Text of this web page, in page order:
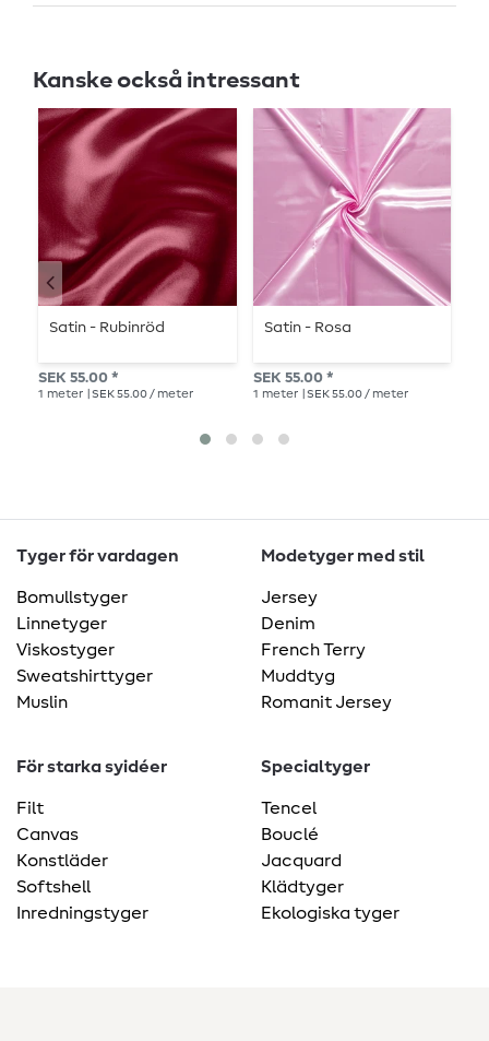
Kanske också intressant
Satin - Rubinröd
SEK 55.00 *
1 meter | SEK 55.00 / meter
Satin - Rosa
SEK 55.00 *
1 meter | SEK 55.00 / meter
Tyger för vardagen
Bomullstyger
Linnetyger
Viskostyger
Sweatshirttyger
Muslin
Modetyger med stil
Jersey
Denim
French Terry
Muddtyg
Romanit Jersey
För starka syidéer
Filt
Canvas
Konstläder
Softshell
Inredningstyger
Specialtyger
Tencel
Bouclé
Jacquard
Klädtyger
Ekologiska tyger